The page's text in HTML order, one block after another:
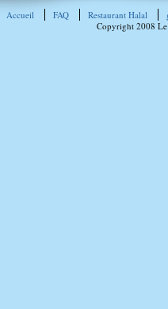
Accueil FAQ Restaurant Halal
Copyright 2008